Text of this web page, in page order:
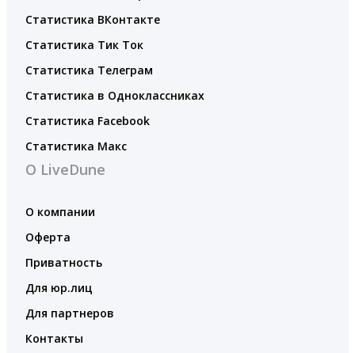
Статистика ВКонтакте
Статистика Тик Ток
Статистика Телеграм
Статистика в Одноклассниках
Статистика Facebook
Статистика Макс
О LiveDune
О компании
Оферта
Приватность
Для юр.лиц
Для партнеров
Контакты